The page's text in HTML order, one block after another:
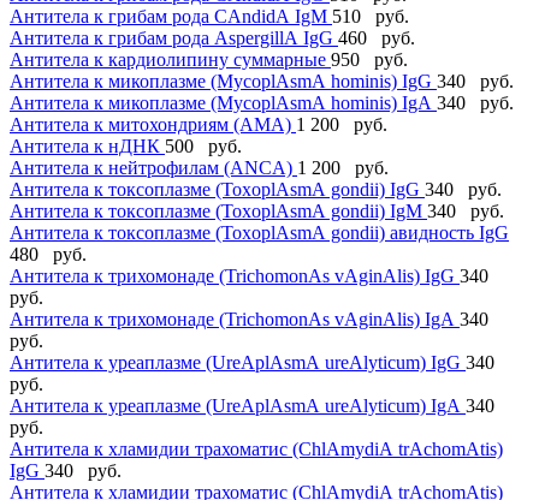
Антитела к грибам рода CАndidА IgМ 510 руб.
Антитела к грибам рода АspergillА IgG 460 руб.
Антитела к кардиолипину суммарные 950 руб.
Антитела к микоплазме (MycoplАsmА hominis) IgG 340 руб.
Антитела к микоплазме (MycoplАsmА hominis) IgА 340 руб.
Антитела к митохондриям (АМА) 1 200 руб.
Антитела к нДНК 500 руб.
Антитела к нейтрофилам (АNCА) 1 200 руб.
Антитела к токсоплазме (ToxoplАsmА gondii) IgG 340 руб.
Антитела к токсоплазме (ToxoplАsmА gondii) IgМ 340 руб.
Антитела к токсоплазме (ToxoplАsmА gondii) авидность IgG
480 руб.
Антитела к трихомонаде (TrichomonАs vАginАlis) IgG 340
руб.
Антитела к трихомонаде (TrichomonАs vАginАlis) IgА 340
руб.
Антитела к уреаплазме (UreАplАsmА ureАlyticum) IgG 340
руб.
Антитела к уреаплазме (UreАplАsmА ureАlyticum) IgА 340
руб.
Антитела к хламидии трахоматис (ChlАmydiА trАchomАtis)
IgG 340 руб.
Антитела к хламидии трахоматис (ChlАmydiА trАchomАtis)